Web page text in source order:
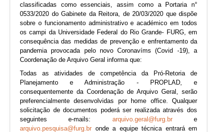
classificadas como essenciais, assim como a Portaria n°
0533/2020 do Gabinete da Reitora, de 20/03/2020 que dispõe
sobre o funcionamento administrativo e académico em todos
os campi da Universidade Federal do Rio Grande- FURG, em
consequência das medidas de prevenção e enfrentamento da
pandemia provocada pelo novo Coronavíms (Covid -19), a
Coordenação de Arquivo Geral informa que:
Todas as atividades de competência da Pró-Retoria de
Planejamento e Administração - PROPLAD, e
consequentemente da Coordenação de Arquivo Geral, serão
preferencialmente desenvolvidas por home office. Qualquer
solicitação de documentos poderá ser realizada através dos
seguintes e-mails: arquivo.geral@furg.bre
arquivo.pesquisa@furg.br onde a equipe técnica entrará em